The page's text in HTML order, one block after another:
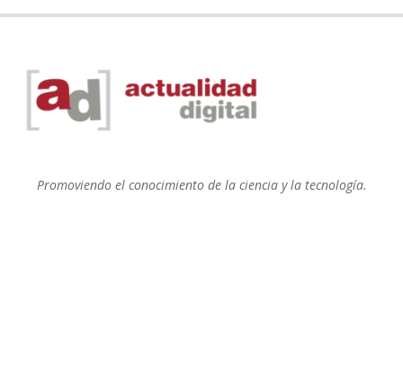
Promoviendo el conocimiento de la ciencia y la tecnología.